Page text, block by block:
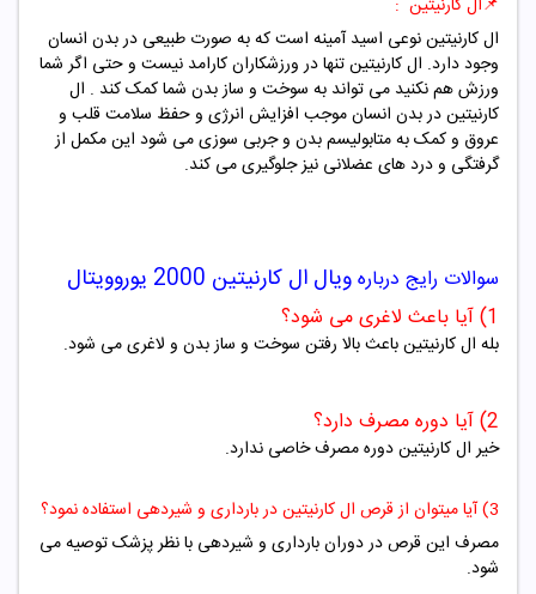
ال کارنیتین نوعی اسید آمینه است که به صورت طبیعی در بدن انسان
وجود دارد. ال کارنیتین تنها در ورزشکاران کارامد نیست و حتی اگر شما
ورزش هم نکنید می تواند به سوخت و ساز بدن شما کمک کند . ال
کارنیتین در بدن انسان موجب افزایش انرژی و حفظ سلامت قلب و
عروق و کمک به متابولیسم بدن و جربی سوزی می شود این مکمل از
گرفتگی و درد های عضلانی نیز جلوگیری می کند.
سوالات رایج دربارهویال ال کارنیتین 2000 یوروویتال
1) آیا باعث لاغری می شود؟
بله ال کارنیتین باعث بالا رفتن سوخت و ساز بدن و لاغری می شود.
2) آیا دوره مصرف دارد؟
خیر ال کارنیتین دوره مصرف خاصی ندارد.
3) آیا میتوان از قرص ال کارنیتین در بارداری و شیردهی استفاده نمود؟
مصرف این قرص در دوران بارداری و شیردهی با نظر پزشک توصیه می
شود.